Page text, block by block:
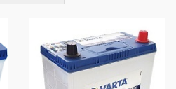
hay không, đã nên thay hay chưa.
phù hợp khi cần thay thế ắc quy cho